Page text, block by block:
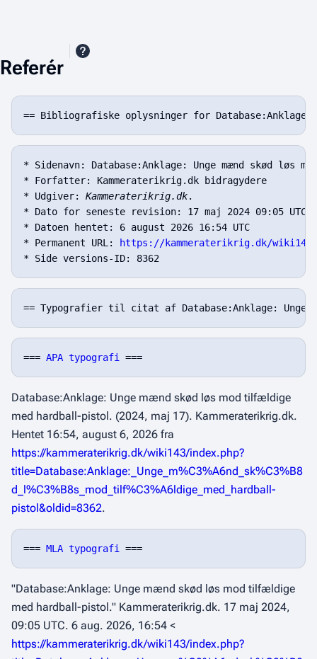
Referér
* Sidenavn: Database:Anklage: Unge mænd skød løs
* Forfatter: Kammeraterikrig.dk bidragydere
* Udgiver: Kammeraterikrig.dk.
* Dato for seneste revision: 17 maj 2024 09:05 UTC
* Datoen hentet: 6 august 2026 16:54 UTC
* Permanent URL:
https://kammeraterikrig.dk/wiki143/
=== APA typografi
Database:Anklage: Unge mænd skød løs mod tilfældige
med hardball-pistol. (2024, maj 17). Kammeraterikrig.dk.
Hentet 16:54, august 6, 2026 fra
https://kammeraterikrig.dk/wiki143/index.php?
title=Database:Anklage:_Unge_m%C3%A6nd_sk%C3%B8
d_l%C3%B8s_mod_tilf%C3%A6ldige_med_hardball-
pistol&oldid=8362.
=== MLA typografi
"Database:Anklage: Unge mænd skød løs mod tilfældige
med hardball-pistol." Kammeraterikrig.dk. 17 maj 2024,
09:05 UTC. 6 aug. 2026, 16:54 <
https://kammeraterikrig.dk/wiki143/index.php?